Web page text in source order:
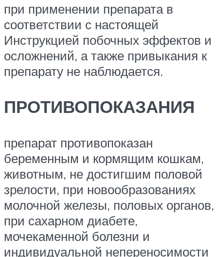
при применении препарата в
соответствии с настоящей
Инструкцией побочных эффектов и
осложнений, а также привыкания к
препарату не наблюдается.
ПРОТИВОПОКАЗАНИЯ
препарат противопоказан
беременным и кормящим кошкам,
животным, не достигшим половой
зрелости, при новообразованиях
молочной железы, половых органов,
при сахарном диабете,
мочекаменной болезни и
индивидуальной непереносимости